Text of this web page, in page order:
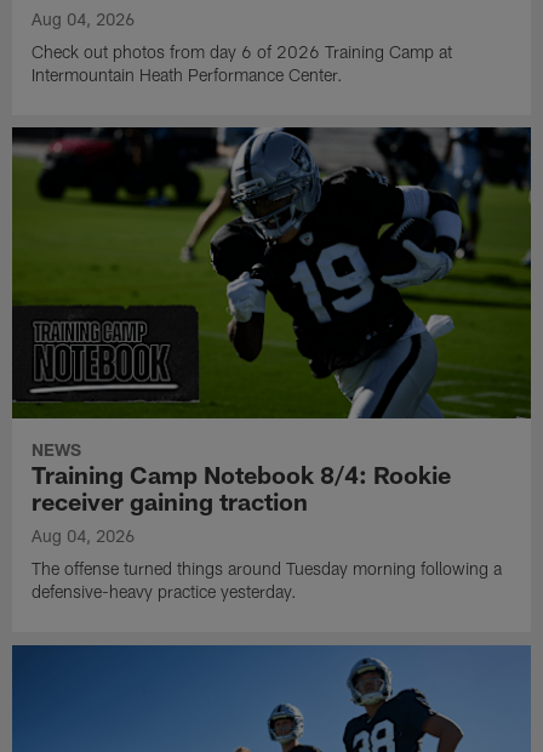
Aug 04, 2026
Check out photos from day 6 of 2026 Training Camp at
Intermountain Heath Performance Center.
NEWS
Training Camp Notebook 8/4: Rookie
receiver gaining traction
Aug 04, 2026
The offense turned things around Tuesday morning following a
defensive-heavy practice yesterday.